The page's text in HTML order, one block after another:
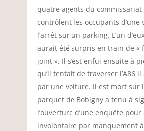
quatre agents du commissariat
contrôlent les occupants d’une
l’arrêt sur un parking. L’un
aurait été surpris en train de «
joint ». Il s’est enfui ensuite à
qu’il tentait de traverser l’A86
par une voiture. Il est mort sur
parquet de Bobigny a tenu à
l’ouverture d’une enquête pour
involontaire par manquement